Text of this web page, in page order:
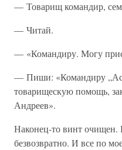
— Товарищ командир,
— Читай.
— «Командиру. Могу
— Пиши: «Командиру
товарищескую помощь,
Андреев».
Наконец-то винт очищен.
безвозвратно. И все по